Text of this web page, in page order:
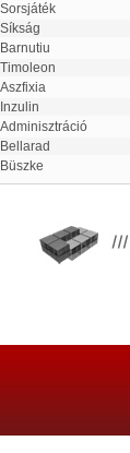
Sorsjáték
Síkság
Barnutiu
Timoleon
Aszfixia
inzulin
Adminisztráció
Bellarad
Büszke